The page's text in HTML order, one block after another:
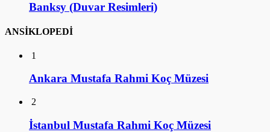
Banksy (Duvar Resimleri)
ANSİKLOPEDİ
1
Ankara Mustafa Rahmi Koç Müzesi
2
İstanbul Mustafa Rahmi Koç Müzesi